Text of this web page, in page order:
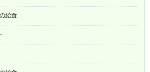
給食